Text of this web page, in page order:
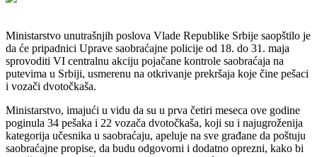
Ministarstvo unutrašnjih poslova Vlade Republike Srbije saopštilo je
da će pripadnici Uprave saobraćajne policije od 18. do 31. maja
sprovoditi VI centralnu akciju pojačane kontrole saobraćaja na
putevima u Srbiji, usmerenu na otkrivanje prekršaja koje čine pešaci
i vozači dvotočkaša.
Ministarstvo, imajući u vidu da su u prva četiri meseca ove godine
poginula 34 pešaka i 22 vozača dvotočkaša, koji su i najugroženija
kategorija učesnika u saobraćaju, apeluje na sve građane da poštuju
saobraćajne propise, da budu odgovorni i dodatno oprezni, kako bi